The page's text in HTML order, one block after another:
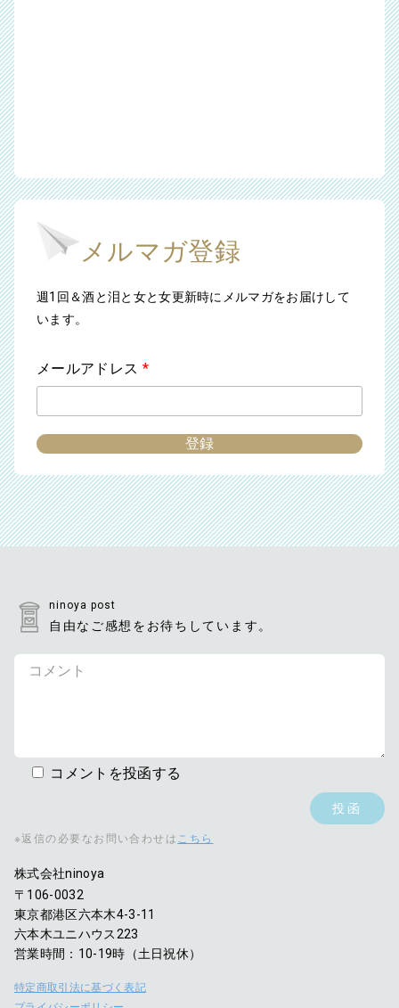
メルマガ登録
週1回＆酒と泪と女と女更新時にメルマガをお届けして
います。
メールアドレス *
ninoya post
自由なご感想をお待ちしています。
コメントを投函する
※返信の必要なお問い合わせは こちら
株式会社ninoya
〒106-0032
東京都港区六本木4-3-11
六本木ユニハウス223
営業時間：10-19時（土日祝休）
特定商取引法に基づく表記